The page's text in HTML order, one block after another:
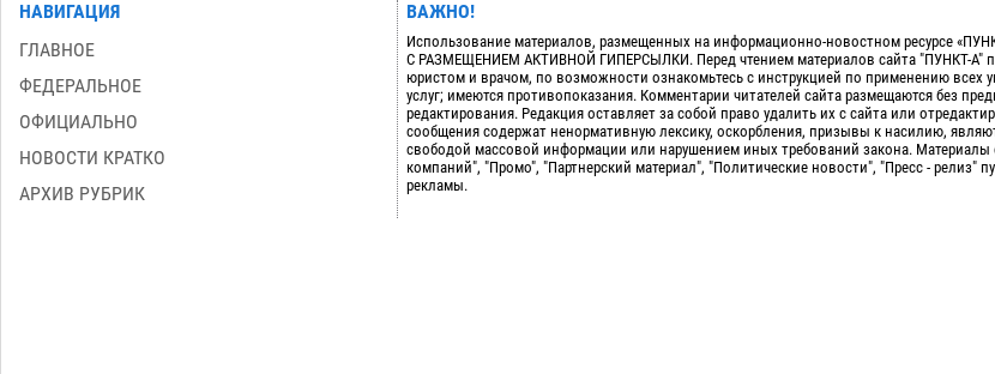
НАВИГАЦИЯ
ГЛАВНОЕ
ФЕДЕРАЛЬНОЕ
ОФИЦИАЛЬНО
НОВОСТИ КРАТКО
АРХИВ РУБРИК
ВАЖНО!
Использование материалов, размещенных на информационно-новостном ресурсе
С РАЗМЕЩЕНИЕМ АКТИВНОЙ ГИПЕРСЫЛКИ. Перед чтением материалов сайта "ПУНКТ-А"
юристом и врачом, по возможности ознакомьтесь с инструкцией по применению всех
услуг; имеются противопоказания. Комментарии читателей сайта размещаются без
редактирования. Редакция оставляет за собой право удалить их с сайта или
сообщения содержат ненормативную лексику, оскорбления, призывы к насилию,
свободой массовой информации или нарушением иных требований закона.
компаний", "Промо", "Партнерский материал", "Политические новости", "Пресс - релиз"
рекламы.